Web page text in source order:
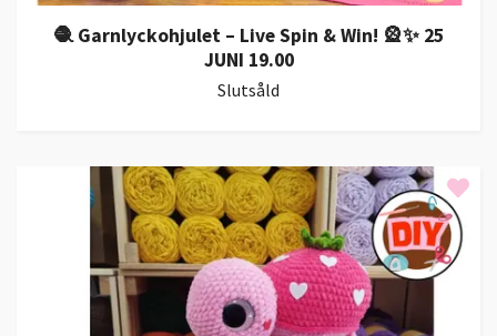
🧶 Garnlyckohjulet – Live Spin & Win! 🎡✨ 25
JUNI 19.00
Slutsåld